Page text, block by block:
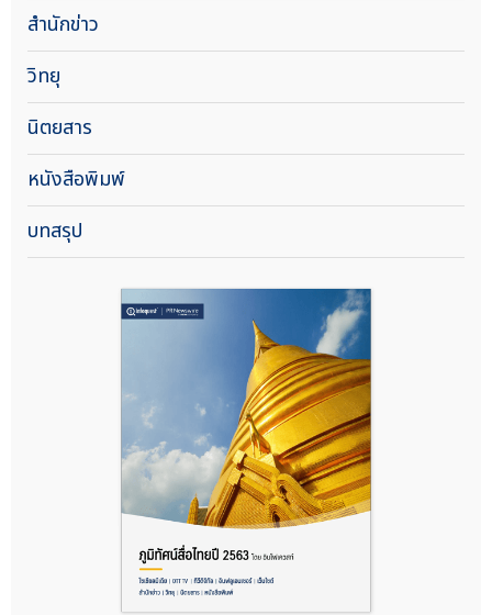
สำนักข่าว
วิทยุ
นิตยสาร
หนังสือพิมพ์
บทสรุป